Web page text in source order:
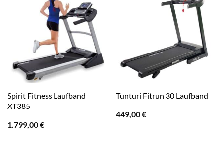
Spirit Fitness Laufband
XT385
1.799,00€
Tunturi Fitrun 30 Laufband
449,00€